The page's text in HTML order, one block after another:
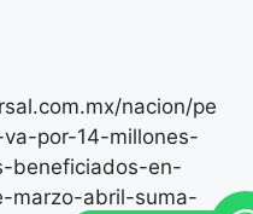
nacion/pe
por-14-millones-
beneficiados-en-
marzo-abril-suma-